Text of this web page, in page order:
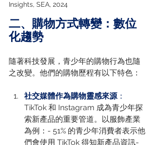
Insights, SEA, 2024
二、購物方式轉變：數位
化趨勢
隨著科技發展，青少年的購物行為也隨
之改變。他們的購物歷程有以下特色：
社交媒體作為購物靈感來源：
TikTok 和 Instagram 成為青少年探
索新產品的重要管道。以服飾產業
為例：- 51% 的青少年消費者表示他
們會使用 TikTok 得知新產品資訊-